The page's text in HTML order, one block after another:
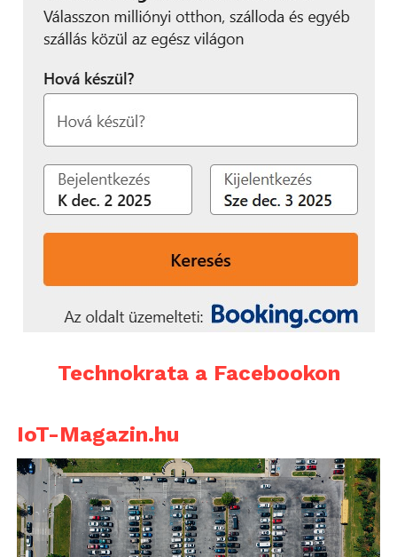
Technokrata a Facebookon
IoT-Magazin.hu